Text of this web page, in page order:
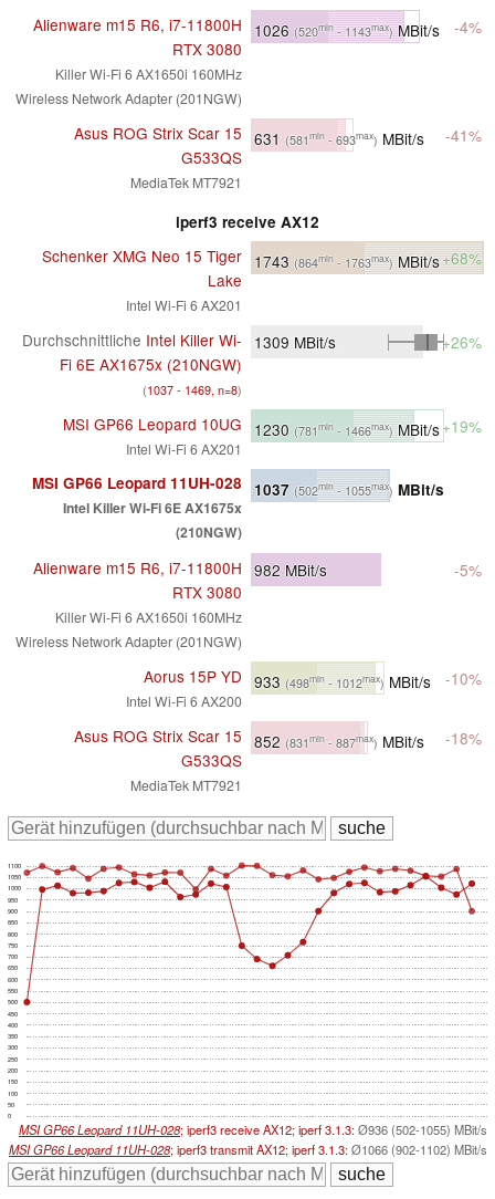
Alienware m15 R6, i7-11800H
RTX 3080
Killer Wi-Fi 6 AX1650i 160MHz
Wireless Network Adapter (201NGW)
1026 (520min- 1143max)MBit/s -4%
Asus ROG Strix Scar 15
G533QS
MediaTek MT7921
631 (581min - 693max) MBit/s -41%
iperf3 receive AX12
Schenker XMG Neo 15 Tiger
Lake
Intel Wi-Fi 6 AX201
1743 (864min - 1763max)MBit/s+68%
Durchschnittliche Intel Killer Wi-
Fi 6E AX1675x (210NGW)
(1037 - 1469, n=8)
1309 MBit/s +26%
MSI GP66 Leopard 10UG
Intel Wi-Fi 6 AX201
1230 (781min - 1466max)MBit/s+19%
MSI GP66 Leopard 11UH-028
Intel Killer Wi-Fi 6E AX1675x
(210NGW)
1037 (502min- 1055max) MBit/s
Alienware m15 R6, i7-11800H
RTX 3080
Killer Wi-Fi 6 AX1650i 160MHz
Wireless Network Adapter (201NGW)
982 MBit/s -5%
Aorus 15P YD
Intel Wi-Fi 6 AX200
933 (498min- 1012max) MBit/s -10%
Asus ROG Strix Scar 15
G533QS
MediaTek MT7921
852 (831min - 887max) MBit/s -18%
0
50
100
150
200
250
300
350
400
450
500
550
600
650
700
750
800
850
900
950
1000
1050
1100
MSI GP66 Leopard 11UH-028; iperf3 receive AX12; iperf 3.1.3:Ø936 (502-1055) MBit/s
MSI GP66 Leopard 11UH-028; iperf3 transmit AX12; iperf 3.1.3:Ø1066 (902-1102) MBit/s